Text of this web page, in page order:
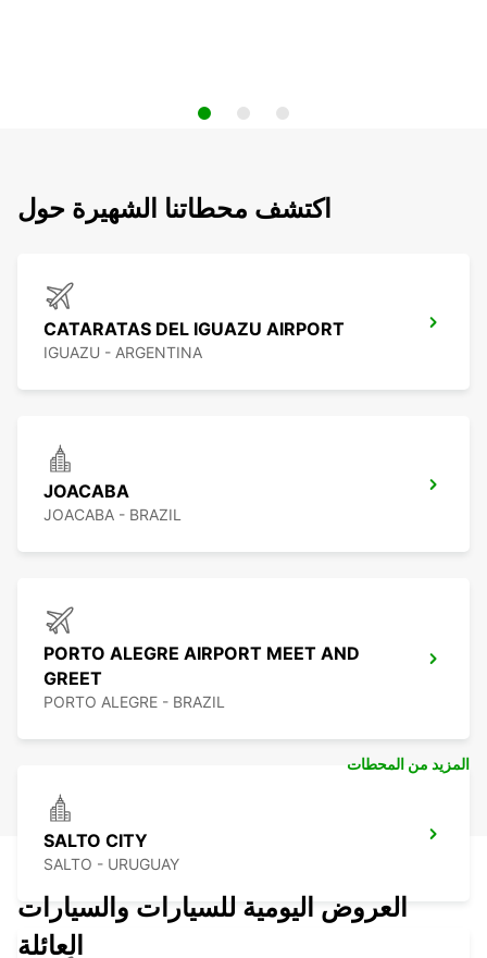
اكتشف محطاتنا الشهيرة حول
CATARATAS DEL IGUAZU AIRPORT
IGUAZU - ARGENTINA
JOACABA
JOACABA - BRAZIL
PORTO ALEGRE AIRPORT MEET AND
GREET
PORTO ALEGRE - BRAZIL
SALTO CITY
SALTO - URUGUAY
المزيد من المحطات
العروض اليومية للسيارات والسيارات
العائلة